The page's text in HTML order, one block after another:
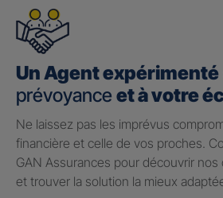
Un Agent expérimenté
prévoyance et à votre
Ne laissez pas les imprévus
financière et celle de vos proches.
GAN Assurances pour découvrir
et trouver la solution la mieux